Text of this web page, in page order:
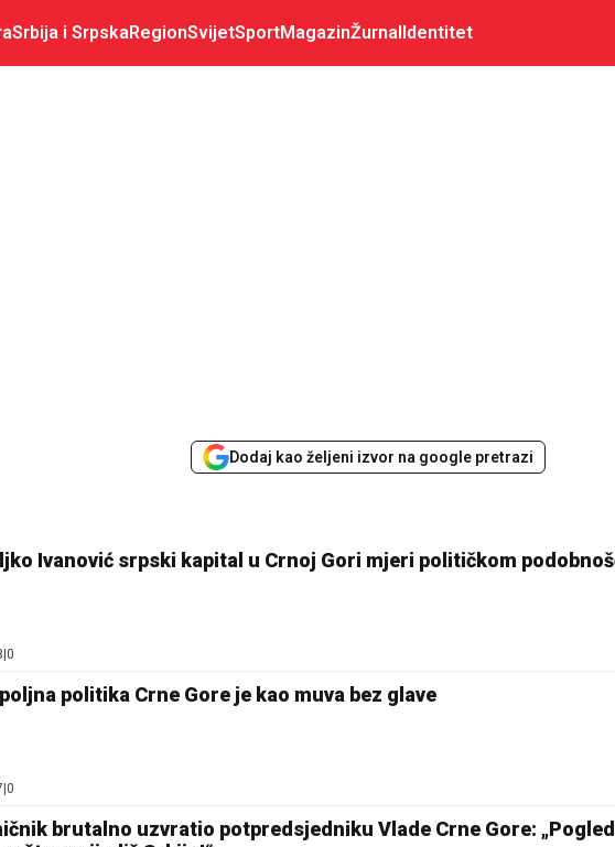
Srbija i SrpskaRegionSvijetSportMagazinŽurnalIdentitet
Dodaj kao željeni izvor na google pretrazi
Ivanović srpski kapital u Crnoj Gori mjeri političkom
0
politika Crne Gore je kao muva bez glave
0
brutalno uzvratio potpredsjedniku Vlade Crne Gore: